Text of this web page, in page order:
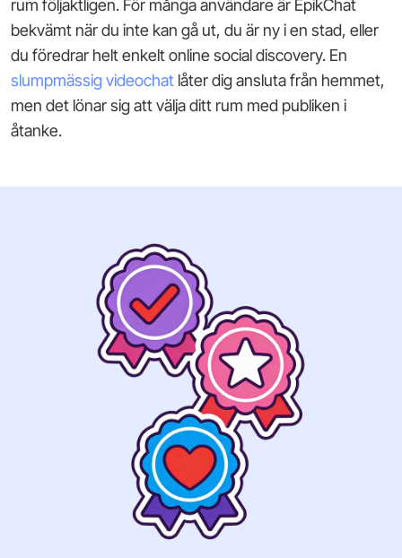
rum följaktligen. För många användare är EpikChat
bekvämt när du inte kan gå ut, du är ny i en stad, eller
du föredrar helt enkelt online social discovery. En
slumpmässig videochat låter dig ansluta från hemmet,
men det lönar sig att välja ditt rum med publiken i
åtanke.